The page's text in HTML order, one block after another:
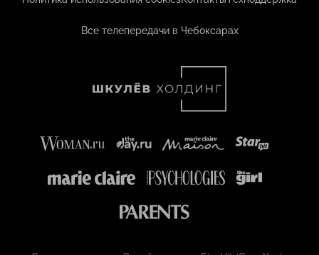
Все телепередачи в Чебоксарах